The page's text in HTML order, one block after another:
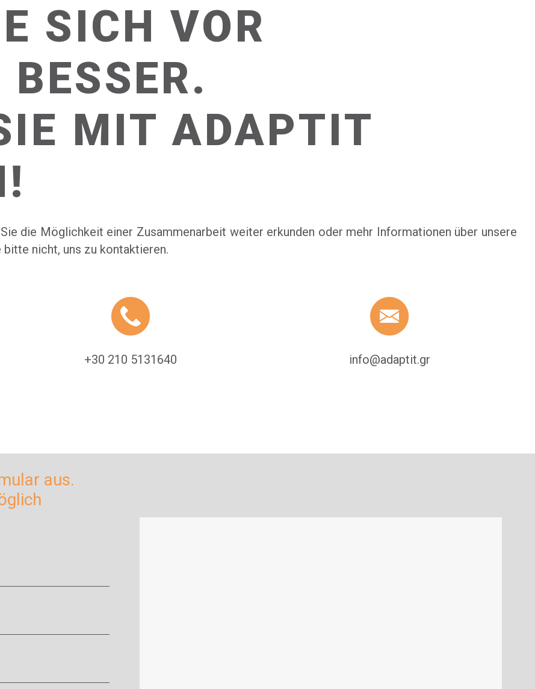
SICH VOR
MIT ADAPTIT
die Möglichkeit einer Zusammenarbeit weiter erkunden oder mehr Informationen über unsere
nicht, uns zu kontaktieren.
+30 210 5131640 info@adaptit.gr
aus.